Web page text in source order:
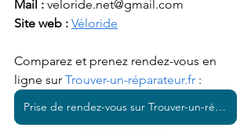
Mail : veloride.net@gmail.com
Site web : Véloride
Comparez et prenez rendez-vous en
ligne sur Trouver-un-réparateur.fr :
Prise de rendez-vous sur Trouver-un-réparateur.fr